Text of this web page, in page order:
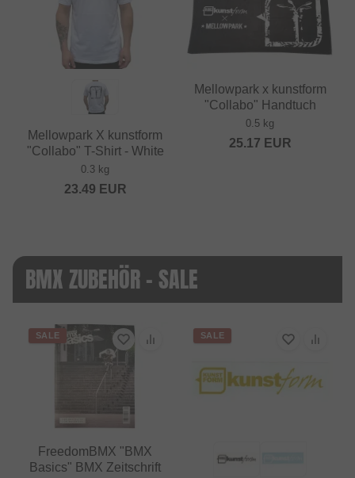
Mellowpark X kunstform
"Collabo" T-Shirt - White
0.3 kg
23.49 EUR
Mellowpark x kunstform
"Collabo" Handtuch
0.5 kg
25.17 EUR
BMX ZUBEHÖR - SALE
SALE
FreedomBMX "BMX
Basics" BMX Zeitschrift
SALE